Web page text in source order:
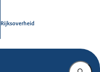
Rijksoverheid